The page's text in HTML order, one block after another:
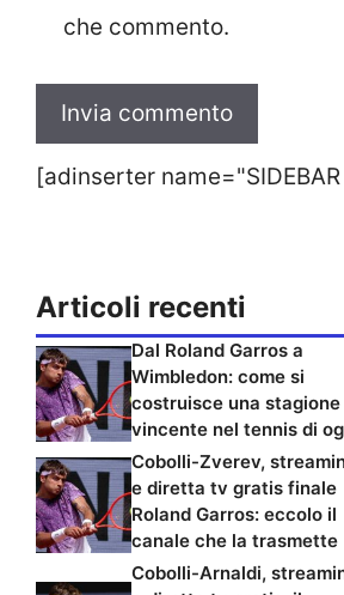
che commento.
[adinserter name="SIDEBAR
Articoli recenti
Dal Roland Garros a
Wimbledon: come si
costruisce una stagione
vincente nel tennis di
Cobolli-Zverev,
e diretta tv gratis finale
Roland Garros: eccolo il
canale che la trasmette
Cobolli-Arnaldi,